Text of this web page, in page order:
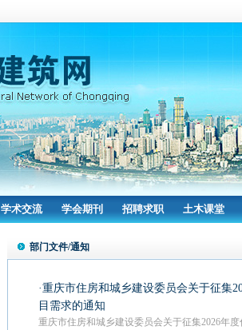
学术交流 学会期刊 招聘求职 土木课堂
部门文件/通知
·重庆市住房和城乡建设委员会关于征集
目需求的通知
重庆市住房和城乡建设委员会关于征集2026年